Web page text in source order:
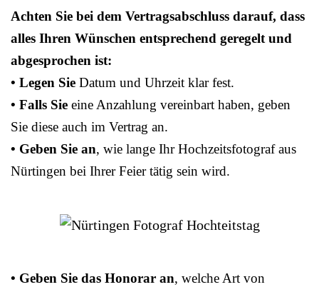
Achten Sie bei dem Vertragsabschluss darauf, dass
alles Ihren Wünschen entsprechend geregelt und
abgesprochen ist:
• Legen Sie Datum und Uhrzeit klar fest.
• Falls Sie eine Anzahlung vereinbart haben, geben
Sie diese auch im Vertrag an.
• Geben Sie an, wie lange Ihr Hochzeitsfotograf aus
Nürtingen bei Ihrer Feier tätig sein wird.
• Geben Sie das Honorar an, welche Art von